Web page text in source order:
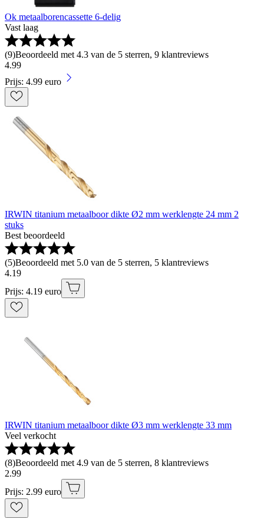
Ok metaalborencassette 6-delig
Vast laag
(9)Beoordeeld met 4.3 van de 5 sterren, 9 klantreviews
4.99
Prijs: 4.99 euro
IRWIN titanium metaalboor dikte Ø2 mm werklengte 24 mm 2
stuks
Best beoordeeld
(5)Beoordeeld met 5.0 van de 5 sterren, 5 klantreviews
4.19
Prijs: 4.19 euro
IRWIN titanium metaalboor dikte Ø3 mm werklengte 33 mm
Veel verkocht
(8)Beoordeeld met 4.9 van de 5 sterren, 8 klantreviews
2.99
Prijs: 2.99 euro